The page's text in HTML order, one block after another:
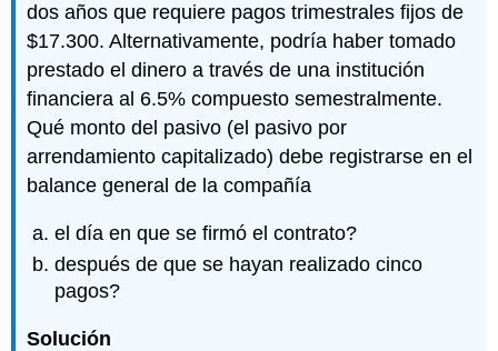
dos años que requiere pagos trimestrales fijos de
$17.300. Alternativamente, podría haber tomado
prestado el dinero a través de una institución
financiera al 6.5% compuesto semestralmente.
Qué monto del pasivo (el pasivo por
arrendamiento capitalizado) debe registrarse en el
balance general de la compañía
el día en que se firmó el contrato?
después de que se hayan realizado cinco
pagos?
Solución